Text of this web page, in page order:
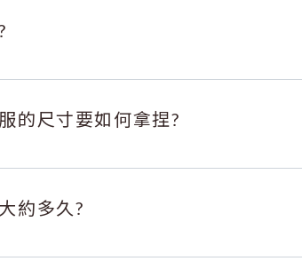
的尺寸要如何拿捏?
約多久?